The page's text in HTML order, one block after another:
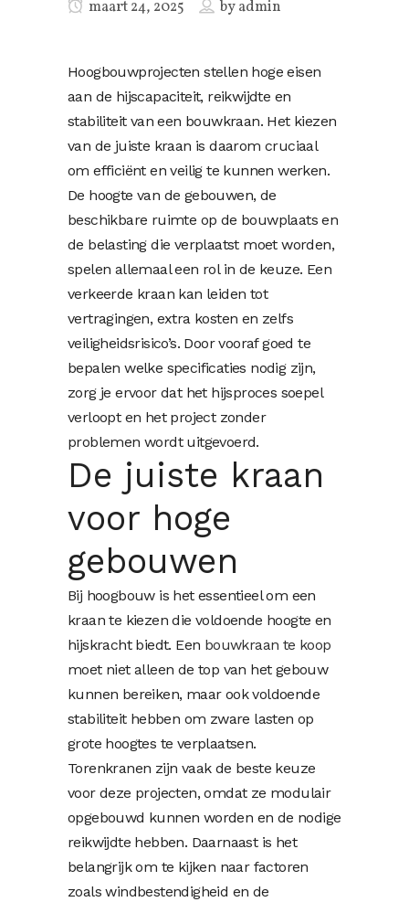
maart 24, 2025 byadmin
Hoogbouwprojecten stellen hoge eisen
aan de hijscapaciteit, reikwijdte en
stabiliteit van een bouwkraan. Het kiezen
van de juiste kraan is daarom cruciaal
om efficiënt en veilig te kunnen werken.
De hoogte van de gebouwen, de
beschikbare ruimte op de bouwplaats en
de belasting die verplaatst moet worden,
spelen allemaal een rol in de keuze. Een
verkeerde kraan kan leiden tot
vertragingen, extra kosten en zelfs
veiligheidsrisico’s. Door vooraf goed te
bepalen welke specificaties nodig zijn,
zorg je ervoor dat het hijsproces soepel
verloopt en het project zonder
problemen wordt uitgevoerd.
De juiste kraan
voor hoge
gebouwen
Bij hoogbouw is het essentieel om een
kraan te kiezen die voldoende hoogte en
hijskracht biedt. Een bouwkraan te koop
moet niet alleen de top van het gebouw
kunnen bereiken, maar ook voldoende
stabiliteit hebben om zware lasten op
grote hoogtes te verplaatsen.
Torenkranen zijn vaak de beste keuze
voor deze projecten, omdat ze modulair
opgebouwd kunnen worden en de nodige
reikwijdte hebben. Daarnaast is het
belangrijk om te kijken naar factoren
zoals windbestendigheid en de